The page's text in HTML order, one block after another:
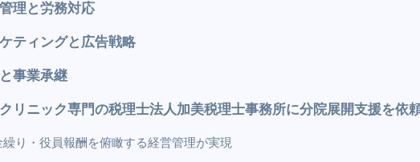
理と労務対応
ティングと広告戦略
事業承継
リニック専門の税理士法人加美税理士事務所に分院展開支援を依
り・役員報酬を俯瞰する経営管理が実現